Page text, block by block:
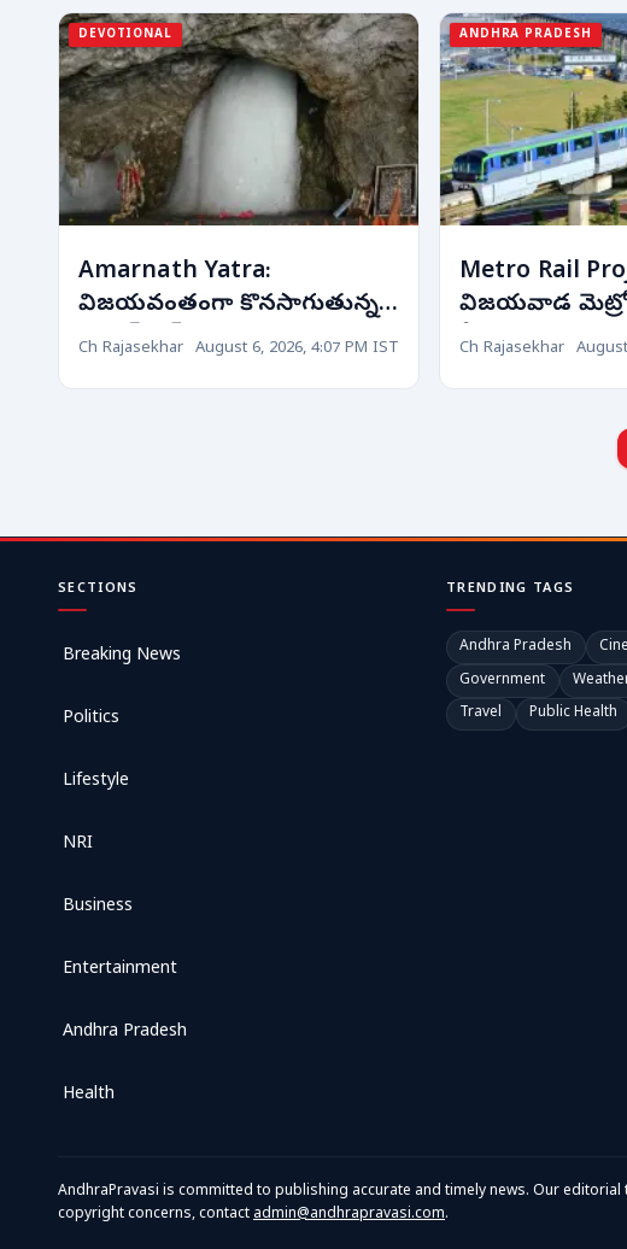
DEVOTIONAL
Amarnath Yatra:
విజయవంతంగా కొనసాగుతున్న
అమర్‌నాథ్ యాత్ర.. మంచు
Ch Rajasekhar August 6, 2026, 4:07 PM IST
ANDHRA PRADESH
Metro Rail
విజయవాడ మెట్రో
కీలక అడుగు...
Ch Rajasekhar
SECTIONS
Breaking News
Politics
Lifestyle
NRI
Business
Entertainment
Andhra Pradesh
Health
TRENDING TAGS
Andhra Pradesh
Government
Travel
Public Health
AndhraPravasi is committed to publishing accurate and timely news. Our
copyright concerns, contactadmin@andhrapravasi.com.